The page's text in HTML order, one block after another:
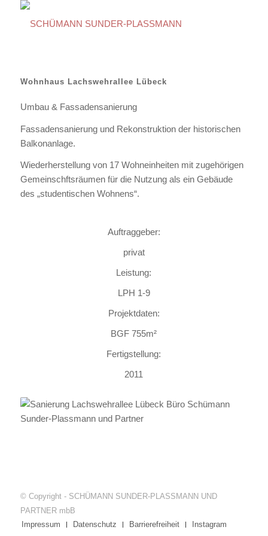
Wohnhaus Lachswehrallee Lübeck
Umbau & Fassadensanierung
Fassadensanierung und Rekonstruktion der historischen
Balkonanlage.
Wiederherstellung von 17 Wohneinheiten mit zugehörigen
Gemeinschftsräumen für die Nutzung als ein Gebäude
des „studentischen Wohnens“.
Auftraggeber:
privat
Leistung:
LPH 1-9
Projektdaten:
BGF 755m²
Fertigstellung:
2011
© Copyright - SCHÜMANN SUNDER-PLASSMANN UND
PARTNER mbB
Impressum
Datenschutz Barrierefreiheit Instagram